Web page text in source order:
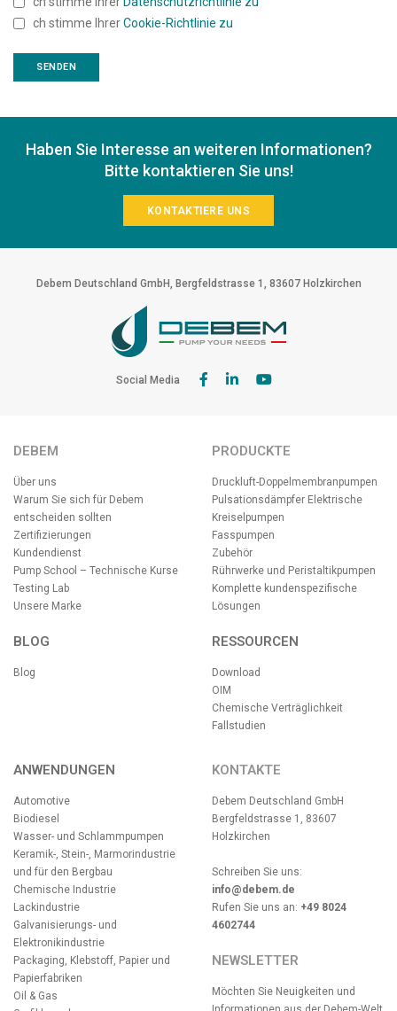
ch stimme IhrerCookie-Richtlinie zu
Haben Sie Interesse an weiteren Informationen?
Bitte kontaktieren Sie uns!
KONTAKTIERE UNS
Debem Deutschland GmbH, Bergfeldstrasse 1, 83607 Holzkirchen
Social Media
DEBEM
Über uns
Warum Sie sich für Debem
entscheiden sollten
Zertifizierungen
Kundendienst
Pump School – Technische Kurse
Testing Lab
Unsere Marke
BLOG
Blog
PRODUCKTE
Druckluft-Doppelmembranpumpen
Pulsationsdämpfer Elektrische
Kreiselpumpen
Fasspumpen
Zubehör
Rührwerke und Peristaltikpumpen
Komplette kundenspezifische
Lösungen
RESSOURCEN
Download
OIM
Chemische Verträglichkeit
Fallstudien
ANWENDUNGEN
Automotive
Biodiesel
Wasser- und Schlammpumpen
Keramik-, Stein-, Marmorindustrie
und für den Bergbau
Chemische Industrie
Lackindustrie
Galvanisierungs- und
Elektronikindustrie
Packaging, Klebstoff, Papier und
Papierfabriken
Oil & Gas
KONTAKTE
Debem Deutschland GmbH
Bergfeldstrasse 1, 83607
Holzkirchen
Schreiben Sie uns:
info@debem.de
Rufen Sie uns an: +49 8024
4602744
NEWSLETTER
Möchten Sie Neuigkeiten und